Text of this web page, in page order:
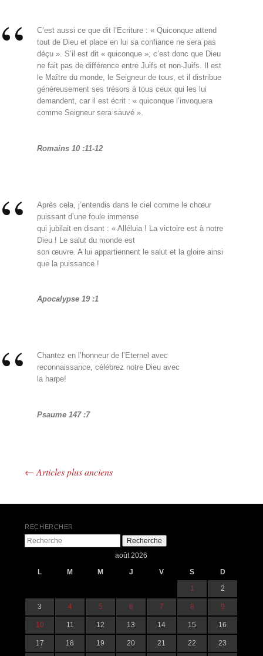
C’est aussi ce que dit l’Ecriture : « Quiconque attend
tout de Dieu et place en lui sa confiance ne sera pas
déçu ». S’il est dit « quiconque », c’est donc que Dieu
ne fait pas de différence entre Juifs et non-Juifs. Il est
le Maître du monde, le Seigneur de tous, et il distribue
généreusement ses trésors à tous ceux qui les lui
demandent, car il est écrit : « quiconque l’invoquera
comme Seigneur sera sauvé ».
Romains 10 :11-12
Après cela, j’entendis dans le ciel comme le chœur
puissant d’une foule immense
qui jubilait en disant : « Alléluia ! La victoire est à notre
Dieu ! Le salut du monde est
son œuvre. A lui appartiennent le salut et la gloire ainsi
que la puissance !
Apocalypse 19 :1
Chantez en l’honneur de l’Eternel avec
reconnaissance, célébrez notre Dieu avec
la harpe!
Psaume 147 :7
Navigation des articles
←Articles plus anciens
RECHERCHER
Recherche
août 2026
L
M M J V S
D
1
2
3 4 5 6 7 8 9
10 11 12 13 14 15 16
17 18 19 20 21 22 23